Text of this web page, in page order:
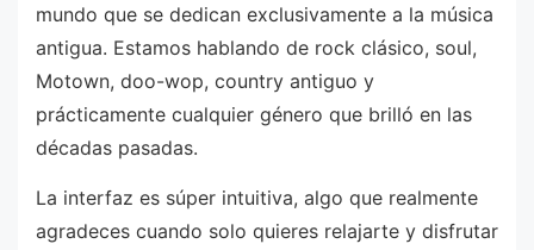
mundo que se dedican exclusivamente a la música
antigua. Estamos hablando de rock clásico, soul,
Motown, doo-wop, country antiguo y
prácticamente cualquier género que brilló en las
décadas pasadas.
La interfaz es súper intuitiva, algo que realmente
agradeces cuando solo quieres relajarte y disfrutar